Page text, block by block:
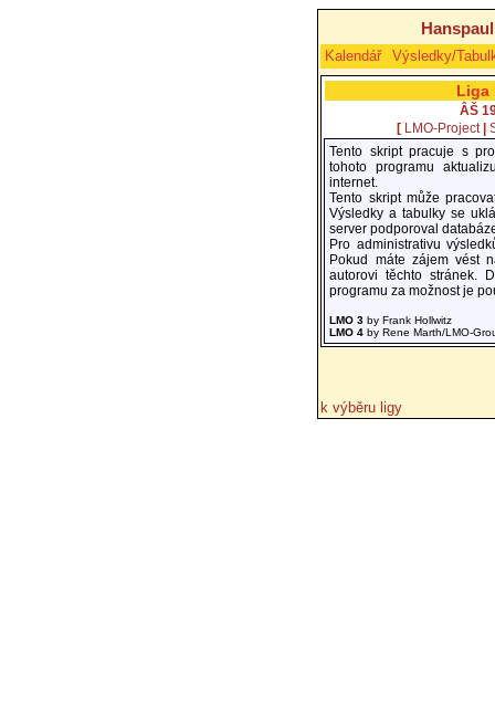
Kalendář Výsledky/
Liga
ÂŠ
[ LMO-Project|
Tento skript pracuje s
tohoto programu
internet.
Tento skript může
Výsledky a tabulky se
server podporoval
Pro administrativu
Pokud máte zájem vést
autorovi těchto stránek.
programu za možnost je
LMO 3 by Frank Hollwitz
LMO 4 by Rene Marth/LMO-
k výběru ligy